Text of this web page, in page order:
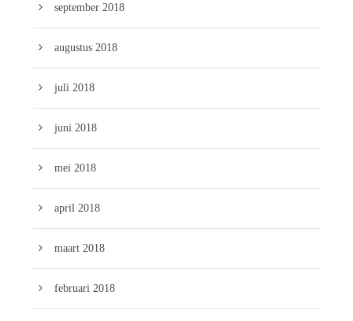
september 2018
augustus 2018
juli 2018
juni 2018
mei 2018
april 2018
maart 2018
februari 2018